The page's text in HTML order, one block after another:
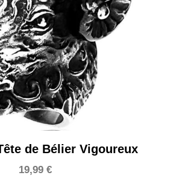
de Bélier Vigoureux
19,99 €